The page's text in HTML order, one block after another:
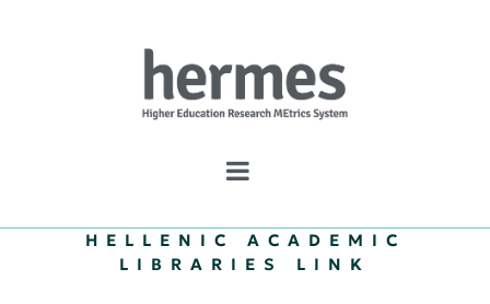
HELLENIC ACADEMIC
LIBRARIES LINK